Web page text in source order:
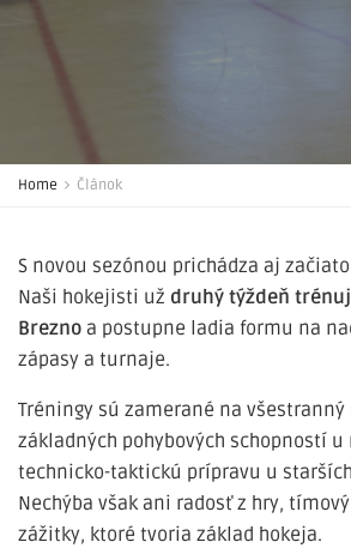
Home Článok
S novou sezónou prichádza aj
Naši hokejisti už druhý týždeň
Brezno a postupne ladia formu na
zápasy a turnaje.
Tréningy sú zamerané na všestranný
základných pohybových schopností
technicko-taktickú prípravu u
Nechýba však ani radosť z hry,
zážitky, ktoré tvoria základ hokeja.